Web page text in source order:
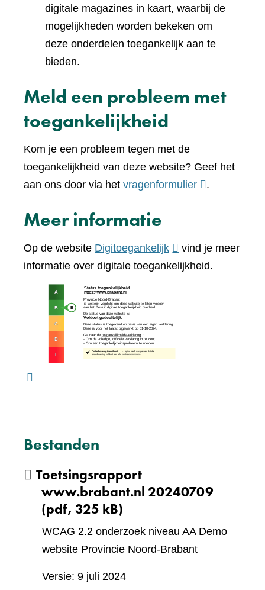
digitale magazines in kaart, waarbij de
mogelijkheden worden bekeken om
deze onderdelen toegankelijk aan te
bieden.
Meld een probleem met
toegankelijkheid
Kom je een probleem tegen met de
toegankelijkheid van deze website? Geef het
aan ons door via het vragenformulier(verwijst
website)
.
Meer informatie
Op de website Digitoegankelijk(verwijst
naar
vind je meer
informatie over digitale toegankelijkheid.
Bestanden
Toetsingsrapport
www.brabant.nl 20240709
(pdf, 325 kB)
WCAG 2.2 onderzoek niveau AA Demo
website Provincie Noord-Brabant
Versie: 9 juli 2024